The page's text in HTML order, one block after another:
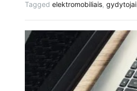
Tagged elektromobiliais, gydytojai